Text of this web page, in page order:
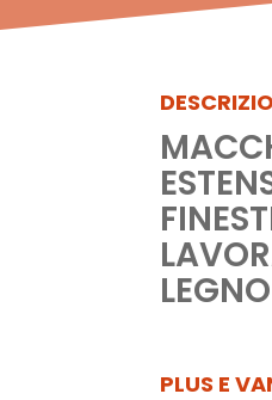
LEGNO
PLUS E